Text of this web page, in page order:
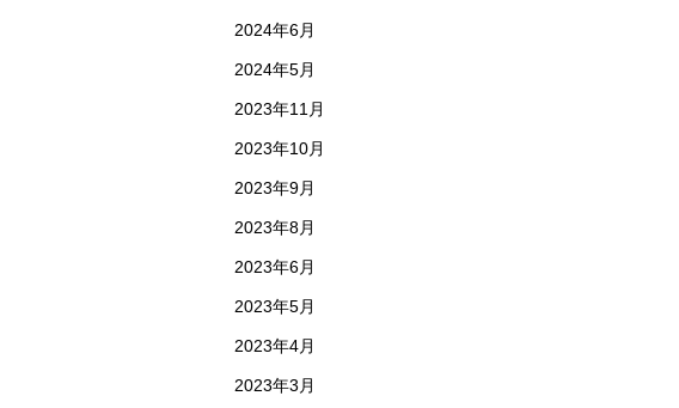
2024年6月
2024年5月
2023年11月
2023年10月
2023年9月
2023年8月
2023年6月
2023年5月
2023年4月
2023年3月